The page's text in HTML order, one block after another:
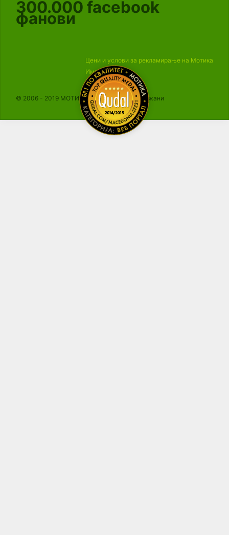
300.000 facebook
фанови
Цени и услови за рекламирање на Мотика
Импресум
© 2006 - 2019 МОТИКА, Сите права се задржани